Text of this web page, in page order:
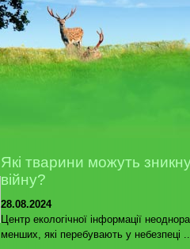
Які тварини можуть
війну?
28.08.2024
Центр екологічної інформації
менших, які перебувають у небезпеці ...